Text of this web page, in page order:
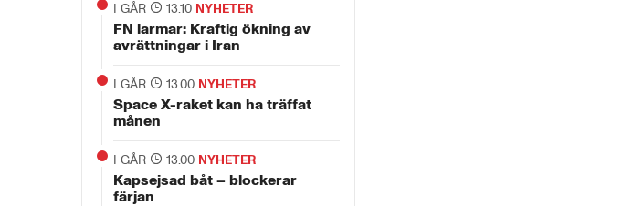
I GÅR 13.10 NYHETER
FN larmar: Kraftig ökning av
avrättningar i Iran
I GÅR 13.00 NYHETER
Space X-raket kan ha träffat
månen
I GÅR 13.00 NYHETER
Kapsejsad båt – blockerar
färjan